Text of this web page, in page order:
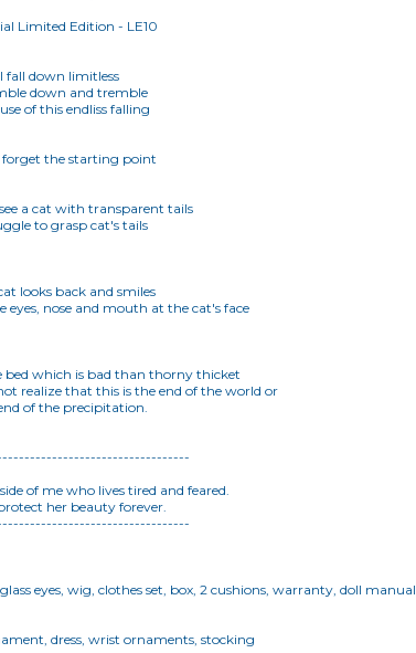
Limited Edition - LE10
I fall down limitless
down and tremble
of this endliss falling
forget the starting point
a cat with transparent tails
to grasp cat's tails
looks back and smiles
eyes, nose and mouth at the cat's face
bed which is bad than thorny thicket
realize that this is the end of the world or
of the precipitation.
of me who lives tired and feared.
her beauty forever.
eyes, wig, clothes set, box, 2 cushions, warranty, doll manual